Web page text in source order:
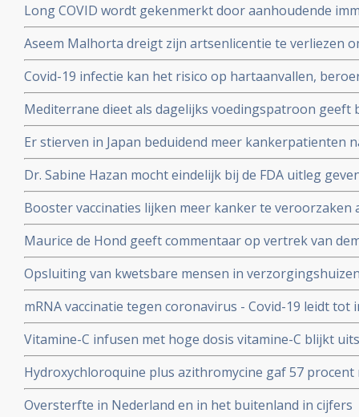
Long COVID wordt gekenmerkt door aanhoudende
cytotoxische CD8+ T-cellen op het SARS-CoV-2 virus
immuunreacties op de herpesvirussen Epstein-Barr-
patienten met aanhoudende Long Covid
Aseem Malhorta dreigt zijn artsenlicentie te verliezen
Covid mRNA vaccins ter discussie stelde in een
jarige leeftijd plotseling overleedt aan een hartaanval
Covid-19 infectie kan het risico op hartaanvallen,
gedurende drie jaar na een infectie verhogen
Mediterrane dieet als dagelijks voedingspatroon geeft
coronavirus - Covid-19 blijkt uit meta analyse van 6
Er stierven in Japan beduidend meer kankerpatienten
vaccinatie in vergelijking met andere jaren
Dr. Sabine Hazan mocht eindelijk bij de FDA uitleg
complementaire middelen en de samenstelling van de
Booster vaccinaties lijken meer kanker te veroorzaken
en waarschuwt voor gebruik van mRNA vaccins als
Maurice de Hond geeft commentaar op vertrek van
Kuipers en verhoor van Fauci in Amerika en weerlegt
genadeloze analyse
Opsluiting van kwetsbare mensen in
de slechtst mogelijke resultaten
mRNA vaccinatie tegen coronavirus - Covid-19 leidt
natuurlijke infectie met Sars-Cov-2 leidt tot langdurige
Vitamine-C infusen met hoge dosis vitamine-C blijkt
besmet met het corona virus (COVID-19) en al met
Studie.
Hydroxychloroquine plus azithromycine gaf 57
coronavirus besmetting bij patienten opgenomen in
Belgische studie
Oversterfte in Nederland en in het buitenland in cijfers